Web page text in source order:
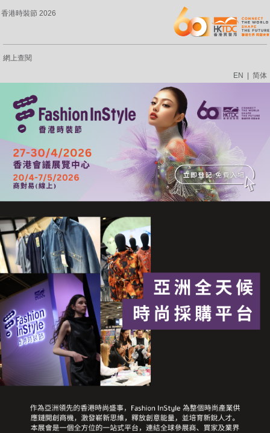
香港時裝節 2026
網上查閱
EN 简体